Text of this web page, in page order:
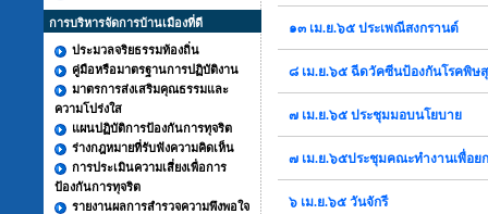
การบริหารจัดการบ้านเมืองที่ดี
ประมวลจริยธรรมท้องถิ่น
คู่มือหรือมาตรฐานการปฏิบัติงาน
มาตรการส่งเสริมคุณธรรมและ
ความโปร่งใส
แผนปฏิบัติการป้องกันการทุจริต
ร่างกฎหมายที่รับฟังความคิดเห็น
การประเมินความเสี่ยงเพื่อการ
ป้องกันการทุจริต
รายงานผลการสำรวจความพึงพอใจ
๑๓ เม.ย.๖๕ ประเพณีสงกรานต์
๘ เม.ย.๖๕ ฉีดวัคซีนป้องกันโรคพิษ
๗ เม.ย.๖๕ ประชุมมอบนโยบาย
๗ เม.ย.๖๕ประชุมคณะทำงานเพื่อย
๖ เม.ย.๖๕ วันจักรี